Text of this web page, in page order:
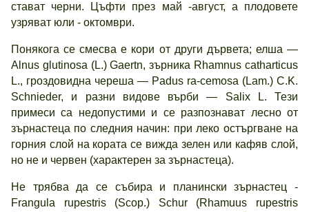
стават черни. Цъфти през май -август, а плодовете
узряват юли - октомври.
Понякога се смесва е кори от други дървета; елша —
Alnus glutinosa (L.) Gaertn, зърника Rhamnus catharticus
L., гроздовидна череша — Padus ra-cemosa (Lam.) C.K.
Schnieder, и разни видове върби — Salix L. Тези
примеси са недопустими и се разпознават лесно от
зърнастеца по следния начин: при леко остъргване на
горния слой на кората се вижда зелен или кафяв слой,
но не и червен (характерен за зърнастеца).
Не трябва да се събира и планински зърнастец -
Frangula rupestris (Scop.) Schur (Rhamuus rupestris